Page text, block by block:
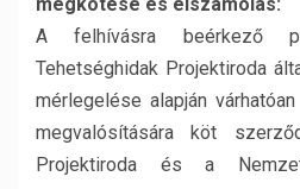
A felhívásra beérkező
Tehetséghidak Projektiroda
mérlegelése alapján
megvalósítására köt
Projektiroda és a